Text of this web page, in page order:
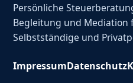
Persönliche
Begleitung und Mediation
Selbstständige und
ImpressumDatenschutz